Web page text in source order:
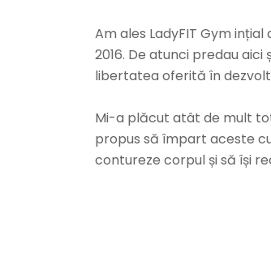
Am ales LadyFIT Gym
2016. De atunci predau
libertatea oferită în
Mi-a plăcut atât de mult
propus să împart aceste
contureze corpul și să își